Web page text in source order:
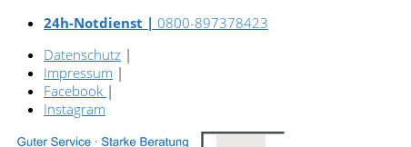
24h-Notdienst | 0800-897378423
Datenschutz |
Impressum |
Facebook |
Instagram